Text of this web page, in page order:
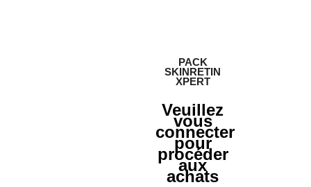
PACK
SKINRETIN
XPERT
Veuillez
vous
connecter
pour
procéder
aux
achats